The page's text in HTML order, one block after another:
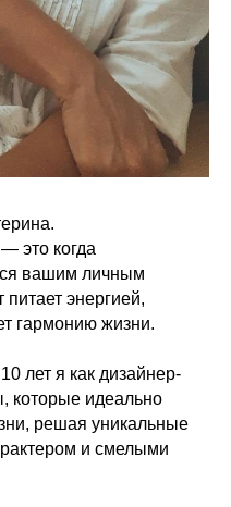
это когда
вашим личным
энергией,
гармонию жизни.
лет я как дизайнер-
которые идеально
решая уникальные
и смелыми